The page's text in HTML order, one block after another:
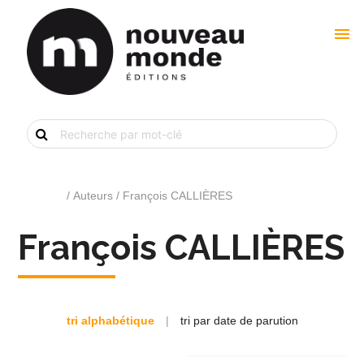
menu
Recherche
de
livre
/ Auteurs / François CALLIÈRES
François CALLIÈRES
tri alphabétique | tri par date de parution